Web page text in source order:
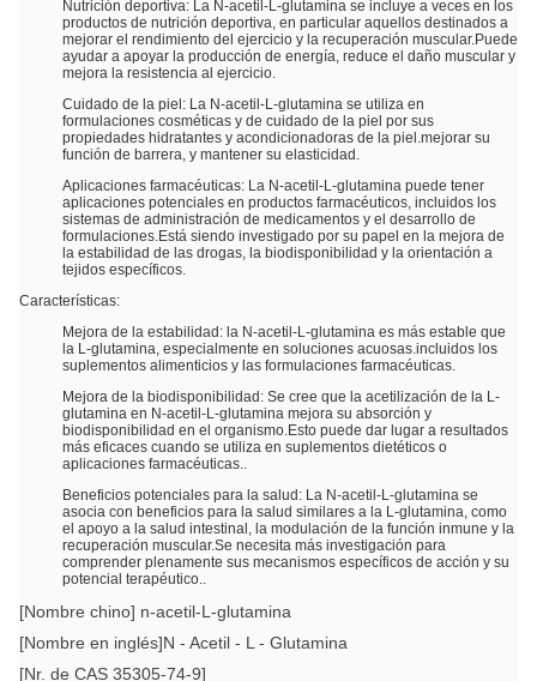
Nutrición deportiva: La N-acetil-L-glutamina se incluye a veces en los
productos de nutrición deportiva, en particular aquellos destinados a
mejorar el rendimiento del ejercicio y la recuperación muscular.Puede
ayudar a apoyar la producción de energía, reduce el daño muscular y
mejora la resistencia al ejercicio.
Cuidado de la piel: La N-acetil-L-glutamina se utiliza en
formulaciones cosméticas y de cuidado de la piel por sus
propiedades hidratantes y acondicionadoras de la piel.mejorar su
función de barrera, y mantener su elasticidad.
Aplicaciones farmacéuticas: La N-acetil-L-glutamina puede tener
aplicaciones potenciales en productos farmacéuticos, incluidos los
sistemas de administración de medicamentos y el desarrollo de
formulaciones.Está siendo investigado por su papel en la mejora de
la estabilidad de las drogas, la biodisponibilidad y la orientación a
tejidos específicos.
Características:
Mejora de la estabilidad: la N-acetil-L-glutamina es más estable que
la L-glutamina, especialmente en soluciones acuosas.incluidos los
suplementos alimenticios y las formulaciones farmacéuticas.
Mejora de la biodisponibilidad: Se cree que la acetilización de la L-
glutamina en N-acetil-L-glutamina mejora su absorción y
biodisponibilidad en el organismo.Esto puede dar lugar a resultados
más eficaces cuando se utiliza en suplementos dietéticos o
aplicaciones farmacéuticas..
Beneficios potenciales para la salud: La N-acetil-L-glutamina se
asocia con beneficios para la salud similares a la L-glutamina, como
el apoyo a la salud intestinal, la modulación de la función inmune y la
recuperación muscular.Se necesita más investigación para
comprender plenamente sus mecanismos específicos de acción y su
potencial terapéutico..
[Nombre chino] n-acetil-L-glutamina
[Nombre en inglés]N - Acetil - L - Glutamina
[Nr. de CAS 35305-74-9]